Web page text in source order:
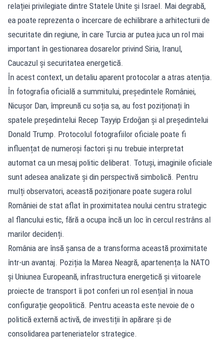
relației privilegiate dintre Statele Unite și Israel. Mai degrabă,
ea poate reprezenta o încercare de echilibrare a arhitecturii de
securitate din regiune, în care Turcia ar putea juca un rol mai
important în gestionarea dosarelor privind Siria, Iranul,
Caucazul și securitatea energetică.
În acest context, un detaliu aparent protocolar a atras atenția.
În fotografia oficială a summitului, președintele României,
Nicușor Dan, împreună cu soția sa, au fost poziționați în
spatele președintelui Recep Tayyip Erdoğan și al președintelui
Donald Trump. Protocolul fotografiilor oficiale poate fi
influențat de numeroși factori și nu trebuie interpretat
automat ca un mesaj politic deliberat. Totuși, imaginile oficiale
sunt adesea analizate și din perspectivă simbolică. Pentru
mulți observatori, această poziționare poate sugera rolul
României de stat aflat în proximitatea noului centru strategic
al flancului estic, fără a ocupa încă un loc în cercul restrâns al
marilor decidenți.
România are însă șansa de a transforma această proximitate
într-un avantaj. Poziția la Marea Neagră, apartenența la NATO
și Uniunea Europeană, infrastructura energetică și viitoarele
proiecte de transport îi pot conferi un rol esențial în noua
configurație geopolitică. Pentru aceasta este nevoie de o
politică externă activă, de investiții în apărare și de
consolidarea parteneriatelor strategice.